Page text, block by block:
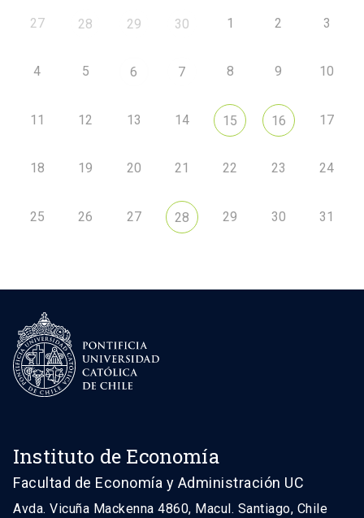
27 28 29 30 1 2 3
4 5 6 7 8 9 10
11 12 13 14 15 16 17
18 19 20 21 22 23 24
25 26 27 28 29 30 31
Instituto de Economía
Facultad de Economía y Administración UC
Avda. Vicuña Mackenna 4860, Macul. Santiago, Chile